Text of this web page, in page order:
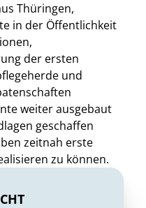
Thüringen,
in der Öffentlichkeit
der ersten
und
weiter ausgebaut
geschaffen
zeitnah erste
zu können.